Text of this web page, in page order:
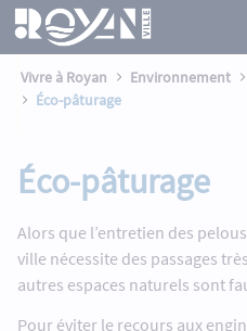
Panneau de gestion des cookies
Saut au contenu principal
Éco-pâturage -
Vivre à Royan Environnement
Éco-pâturage
Éco-pâturage
Alors que l’entretien des
ville nécessite des passages
autres espaces naturels sont
Pour éviter le recours aux